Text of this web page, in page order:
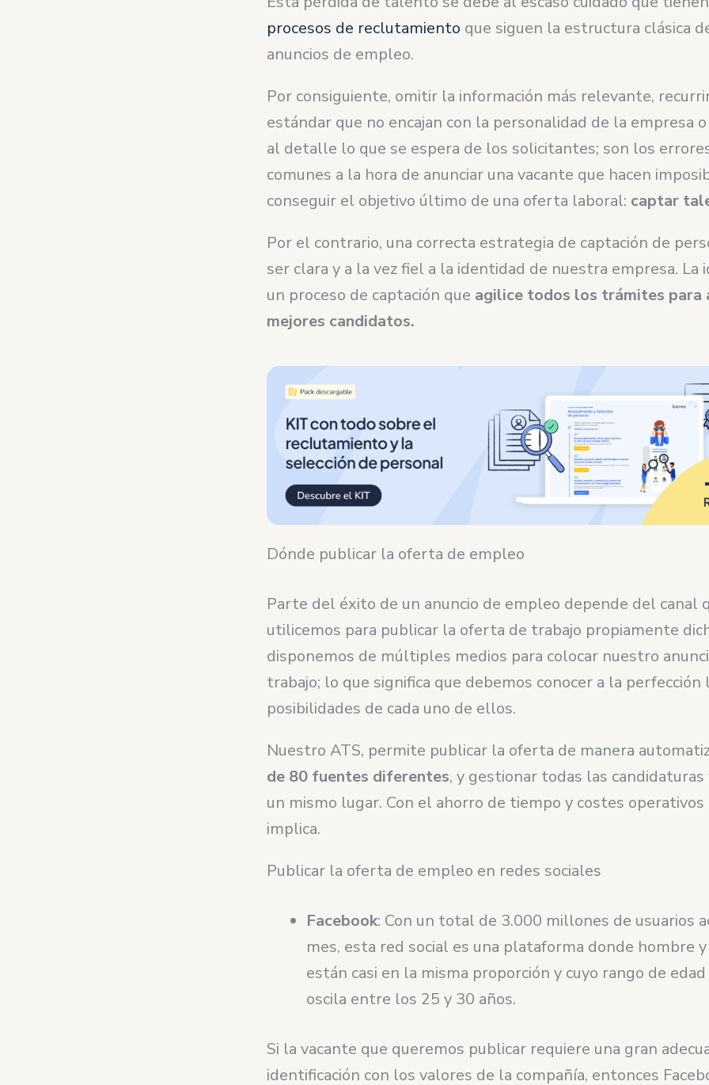
procesos de reclutamiento que siguen la estructura clásica
anuncios de empleo.
Por consiguiente, omitir la información más relevante,
estándar que no encajan con la personalidad de la empresa
al detalle lo que se espera de los solicitantes; son los
comunes a la hora de anunciar una vacante que hacen
conseguir el objetivo último de una oferta laboral: captar
Por el contrario, una correcta estrategia de captación de
ser clara y a la vez fiel a la identidad de nuestra empresa. La
un proceso de captación que agilice todos los trámites para
mejores candidatos.
Dónde publicar la oferta de empleo
Parte del éxito de un anuncio de empleo depende del canal
utilicemos para publicar la oferta de trabajo propiamente
disponemos de múltiples medios para colocar nuestro
trabajo; lo que significa que debemos conocer a la perfección
posibilidades de cada uno de ellos.
Nuestro ATS, permite publicar la oferta de manera
de 80 fuentes diferentes, y gestionar todas las candidaturas
un mismo lugar. Con el ahorro de tiempo y costes operativos
implica.
Publicar la oferta de empleo en redes sociales
Facebook: Con un total de 3.000 millones de usuarios
mes, esta red social es una plataforma donde hombre
están casi en la misma proporción y cuyo rango de
oscila entre los 25 y 30 años.
Si la vacante que queremos publicar requiere una gran
identificación con los valores de la compañía, entonces